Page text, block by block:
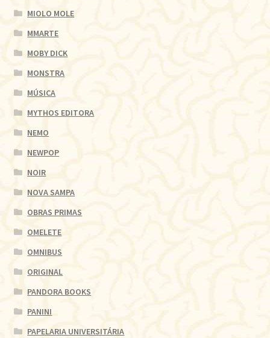
MIOLO MOLE
MMARTE
MOBY DICK
MONSTRA
MÚSICA
MYTHOS EDITORA
NEMO
NEWPOP
NOIR
NOVA SAMPA
OBRAS PRIMAS
OMELETE
OMNIBUS
ORIGINAL
PANDORA BOOKS
PANINI
PAPELARIA UNIVERSITÁRIA